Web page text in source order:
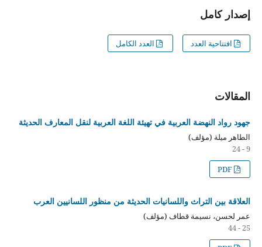
إصدار كامل
افتتاحية العدد العدد الكامل
المقالات
جهود رواد النهضة العربية في تهيئة اللغة العربية لنقل المعارف الحديثة
الطاهر ميلة (مؤلف)
9 - 24
العلاقة بين التراث واللسانيات الحديثة من منظور اللسانيين العرب
عمر لحسن، نسيمة قطاف (مؤلف)
25 - 44